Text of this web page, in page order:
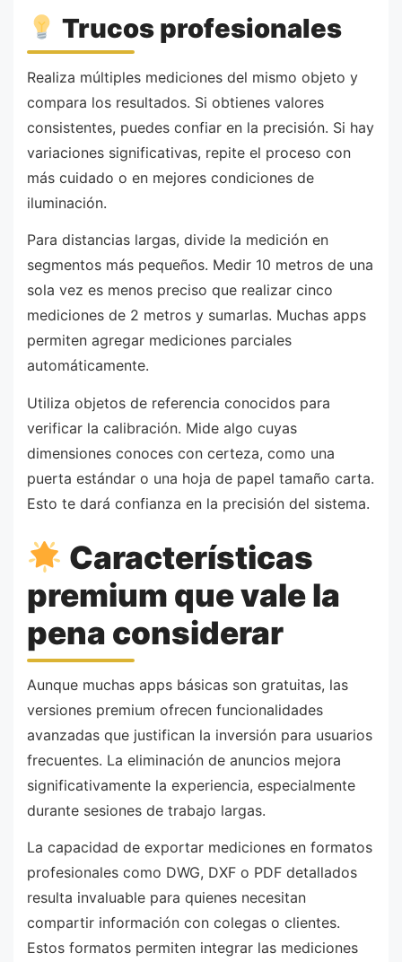
Trucos profesionales
Realiza múltiples mediciones del mismo objeto y
compara los resultados. Si obtienes valores
consistentes, puedes confiar en la precisión. Si hay
variaciones significativas, repite el proceso con
más cuidado o en mejores condiciones de
iluminación.
Para distancias largas, divide la medición en
segmentos más pequeños. Medir 10 metros de una
sola vez es menos preciso que realizar cinco
mediciones de 2 metros y sumarlas. Muchas apps
permiten agregar mediciones parciales
automáticamente.
Utiliza objetos de referencia conocidos para
verificar la calibración. Mide algo cuyas
dimensiones conoces con certeza, como una
puerta estándar o una hoja de papel tamaño carta.
Esto te dará confianza en la precisión del sistema.
Características
premium que vale la
pena considerar
Aunque muchas apps básicas son gratuitas, las
versiones premium ofrecen funcionalidades
avanzadas que justifican la inversión para usuarios
frecuentes. La eliminación de anuncios mejora
significativamente la experiencia, especialmente
durante sesiones de trabajo largas.
La capacidad de exportar mediciones en formatos
profesionales como DWG, DXF o PDF detallados
resulta invaluable para quienes necesitan
compartir información con colegas o clientes.
Estos formatos permiten integrar las mediciones